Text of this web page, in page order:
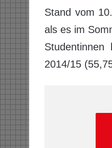
Stand vom
als es im
2014/15